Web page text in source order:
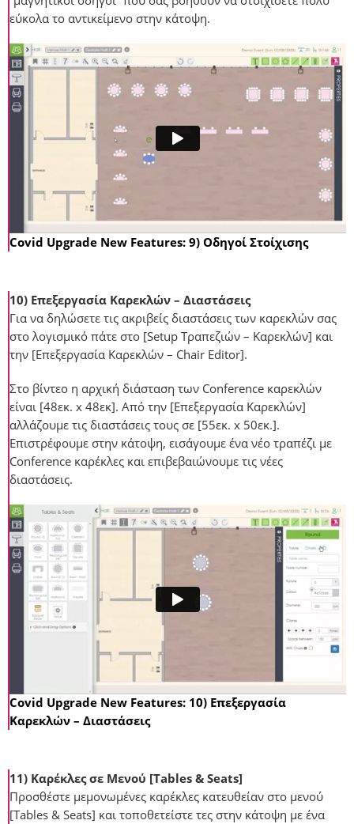
εύκολα το αντικείμενο στην κάτοψη.
Covid Upgrade New Features: 9) Οδηγοί Στοίχισης
10) Επεξεργασία Καρεκλών – Διαστάσεις
Για να δηλώσετε τις ακριβείς διαστάσεις των καρεκλών σας
στο λογισμικό πάτε στο [Setup Τραπεζιών – Καρεκλών] και
την [Επεξεργασία Καρεκλών – Chair Editor].
Στο βίντεο η αρχική διάσταση των Conference καρεκλών
είναι [48εκ. x 48εκ]. Από την [Επεξεργασία Καρεκλών]
αλλάζουμε τις διαστάσεις τους σε [55εκ. x 50εκ.].
Επιστρέφουμε στην κάτοψη, εισάγουμε ένα νέο τραπέζι με
Conference καρέκλες και επιβεβαιώνουμε τις νέες
διαστάσεις.
Covid Upgrade New Features: 10) Επεξεργασία
Καρεκλών – Διαστάσεις
11) Καρέκλες σε Μενού [Tables & Seats]
Προσθέστε μεμονωμένες καρέκλες κατευθείαν στο μενού
[Tables & Seats] και τοποθετείστε τες στην κάτοψη με ένα